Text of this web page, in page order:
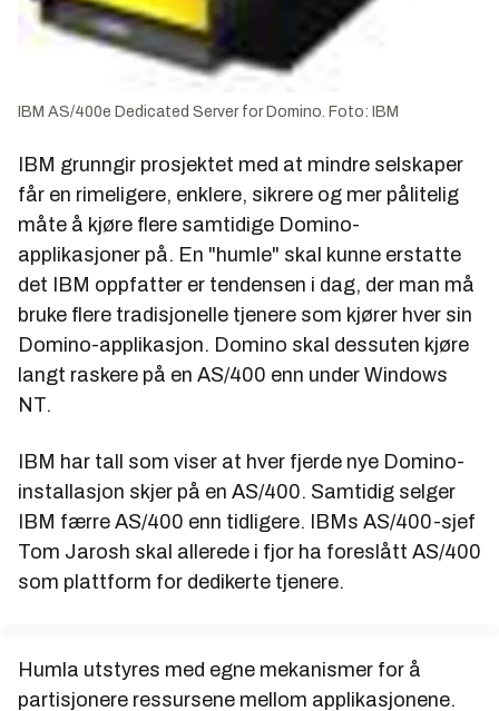
IBM AS/400e Dedicated Server for Domino. Foto: IBM
IBM grunngir prosjektet med at mindre selskaper
får en rimeligere, enklere, sikrere og mer pålitelig
måte å kjøre flere samtidige Domino-
applikasjoner på. En "humle" skal kunne erstatte
det IBM oppfatter er tendensen i dag, der man må
bruke flere tradisjonelle tjenere som kjører hver sin
Domino-applikasjon. Domino skal dessuten kjøre
langt raskere på en AS/400 enn under Windows
NT.
IBM har tall som viser at hver fjerde nye Domino-
installasjon skjer på en AS/400. Samtidig selger
IBM færre AS/400 enn tidligere. IBMs AS/400-sjef
Tom Jarosh skal allerede i fjor ha foreslått AS/400
som plattform for dedikerte tjenere.
Humla utstyres med egne mekanismer for å
partisjonere ressursene mellom applikasjonene.